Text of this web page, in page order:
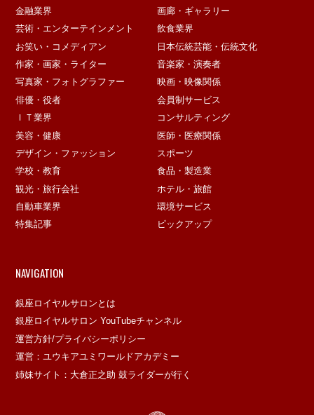
金融業界
画廊・ギャラリー
芸術・エンターテインメント
飲食業界
お笑い・コメディアン
日本伝統芸能・伝統文化
作家・画家・ライター
音楽家・演奏者
写真家・フォトグラファー
映画・映像関係
俳優・役者
会員制サービス
ＩＴ業界
コンサルティング
美容・健康
医師・医療関係
デザイン・ファッション
スポーツ
学校・教育
食品・製造業
観光・旅行会社
ホテル・旅館
自動車業界
環境サービス
特集記事
ピックアップ
NAVIGATION
銀座ロイヤルサロンとは
銀座ロイヤルサロン YouTubeチャンネル
運営方針/プライバシーポリシー
運営：ユウキアユミワールドアカデミー
姉妹サイト：大倉正之助 鼓ライダーが行く